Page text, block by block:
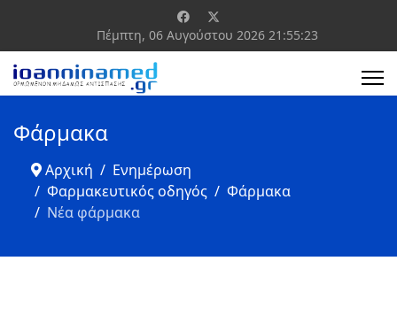
Πέμπτη, 06 Αυγούστου 2026 21:55:24
Φάρμακα
Αρχική
Ενημέρωση
Φαρμακευτικός οδηγός
Φάρμακα
Νέα φάρμακα